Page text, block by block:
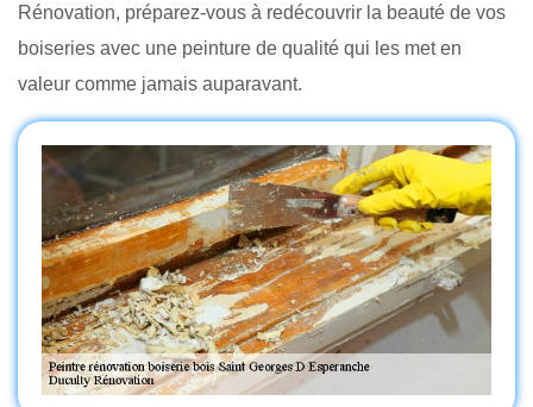
Rénovation, préparez-vous à redécouvrir la beauté de vos
boiseries avec une peinture de qualité qui les met en
valeur comme jamais auparavant.